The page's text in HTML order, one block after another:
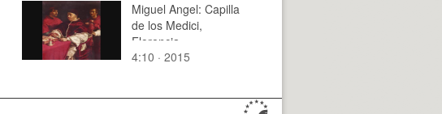
Miguel Angel: Capilla
de los Medici,
Florencia
4:10 · 2015